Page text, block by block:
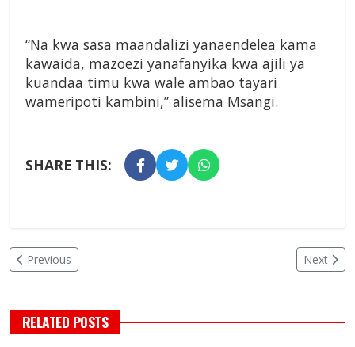
“Na kwa sasa maandalizi yanaendelea kama
kawaida, mazoezi yanafanyika kwa ajili ya
kuandaa timu kwa wale ambao tayari
wameripoti kambini,” alisema Msangi.
SHARE THIS:
Previous Next
RELATED POSTS